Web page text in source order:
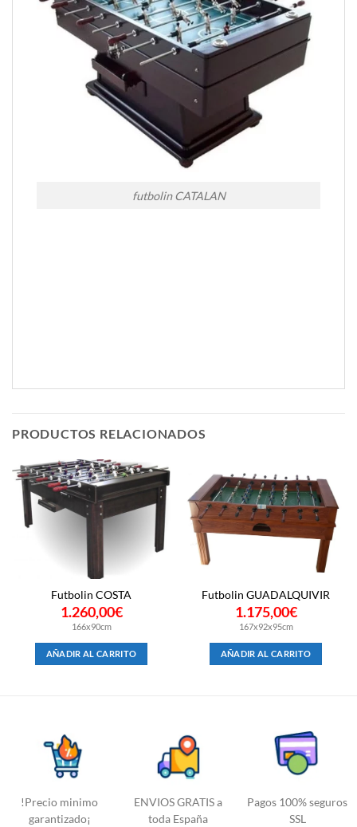
futbolin CATALAN
PRODUCTOS RELACIONADOS
Futbolin COSTA
1.260,00€
166x90cm
AÑADIR AL CARRITO
Futbolin GUADALQUIVIR
1.175,00€
167x92x95cm
AÑADIR AL CARRITO
!Precio minimo
garantizado¡
ENVIOS GRATIS a
toda España
Pagos 100% seguros
SSL